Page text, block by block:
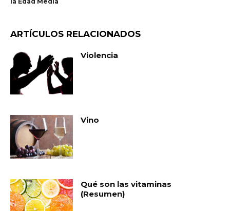
ARTÍCULOS RELACIONADOS
Violencia
Vino
Qué son las vitaminas
(Resumen)